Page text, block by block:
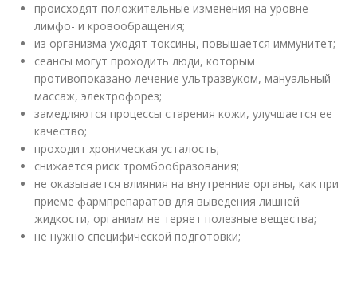
происходят положительные изменения на уровне
лимфо- и кровообращения;
из организма уходят токсины, повышается иммунитет;
сеансы могут проходить люди, которым
противопоказано лечение ультразвуком, мануальный
массаж, электрофорез;
замедляются процессы старения кожи, улучшается ее
качество;
проходит хроническая усталость;
снижается риск тромбообразования;
не оказывается влияния на внутренние органы, как при
приеме фармпрепаратов для выведения лишней
жидкости, организм не теряет полезные вещества;
не нужно специфической подготовки;